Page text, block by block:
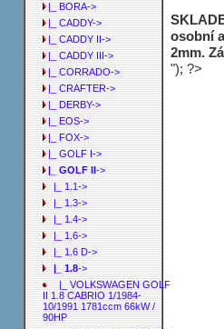
|_ BORA->
|_ CADDY->
|_ CADDY II->
|_ CADDY III->
|_ CORRADO->
|_ CRAFTER->
|_ DERBY->
|_ EOS->
|_ FOX->
|_ GOLF I->
|_ GOLF II ->
|_ 1.1->
|_ 1.3->
|_ 1.4->
|_ 1.6->
|_ 1.6 D->
|_ 1.8->
|_ VOLKSWAGEN GOLF
II 1.8 CABRIO 1/1984-
10/1991 1781ccm 66kW /
90HP
osobní
2mm.
"); ?>